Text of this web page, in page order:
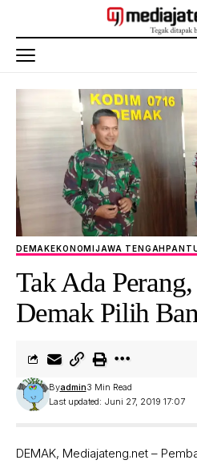
DEMAKEKONOMIJAWA TENGAH
Tak Ada
Demak Pilih
Last updated: Juni 27, 2019 17:07
Byadmin3 Min Read
DEMAK, Mediajateng.net –